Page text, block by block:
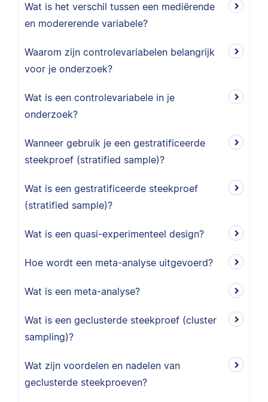
Wat is het verschil tussen een mediërende
en modererende variabele?
Waarom zijn controlevariabelen belangrijk
voor je onderzoek?
Wat is een controlevariabele in je
onderzoek?
Wanneer gebruik je een gestratificeerde
steekproef (stratified sample)?
Wat is een gestratificeerde steekproef
(stratified sample)?
Wat is een quasi-experimenteel design?
Hoe wordt een meta-analyse uitgevoerd?
Wat is een meta-analyse?
Wat is een geclusterde steekproef (cluster
sampling)?
Wat zijn voordelen en nadelen van
geclusterde steekproeven?